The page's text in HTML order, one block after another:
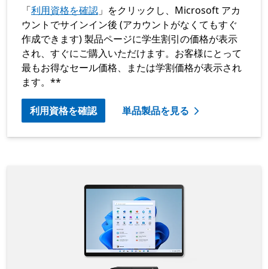
「利用資格を確認 」をクリックし、Microsoft アカ
ウントでサインイン後 (アカウントがなくてもすぐ
作成できます) 製品ページに学生割引の価格が表示
され、すぐにご購入いただけます。お客様にとって
最もお得なセール価格、または学割価格が表示され
ます。**
利用資格を確認 単品製品を見る